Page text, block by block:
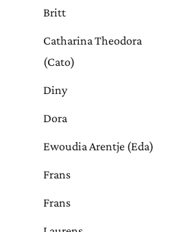
Britt
Catharina Theodora
(Cato)
Diny
Dora
Ewoudia Arentje (Eda)
Frans
Frans